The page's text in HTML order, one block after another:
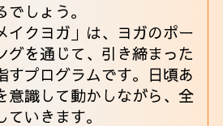
しょう。
イクヨガ」は、ヨガのポー
グを通じて、引き締まった
すプログラムです。日頃あ
意識して動かしながら、全
いきます。